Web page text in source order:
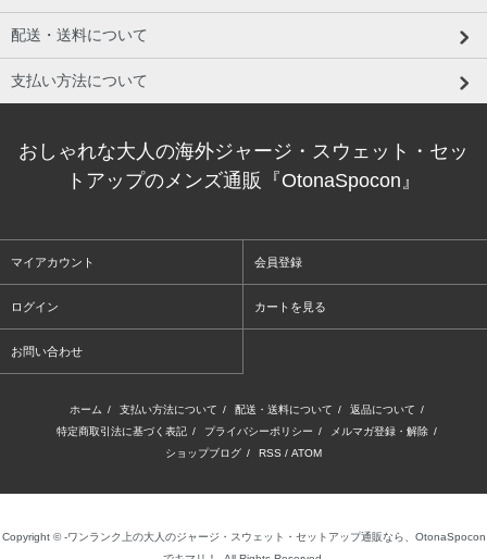
配送・送料について
支払い方法について
おしゃれな大人の海外ジャージ・スウェット・セッ
トアップのメンズ通販『OtonaSpocon』
マイアカウント 会員登録
ログイン カートを見る
お問い合わせ
ホーム / 支払い方法について / 配送・送料について / 返品について /
特定商取引法に基づく表記 / プライバシーポリシー / メルマガ登録・解除 /
ショップブログ / RSS / ATOM
Copyright © -ワンランク上の大人のジャージ・スウェット・セットアップ通販なら、OtonaSpocon